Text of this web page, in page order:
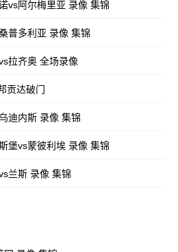
vs阿尔梅里亚 录像 集锦
普多利亚 录像 集锦
拉齐奥 全场录像
贡达破门
迪内斯 录像 集锦
堡vs蒙彼利埃 录像 集锦
兰斯 录像 集锦